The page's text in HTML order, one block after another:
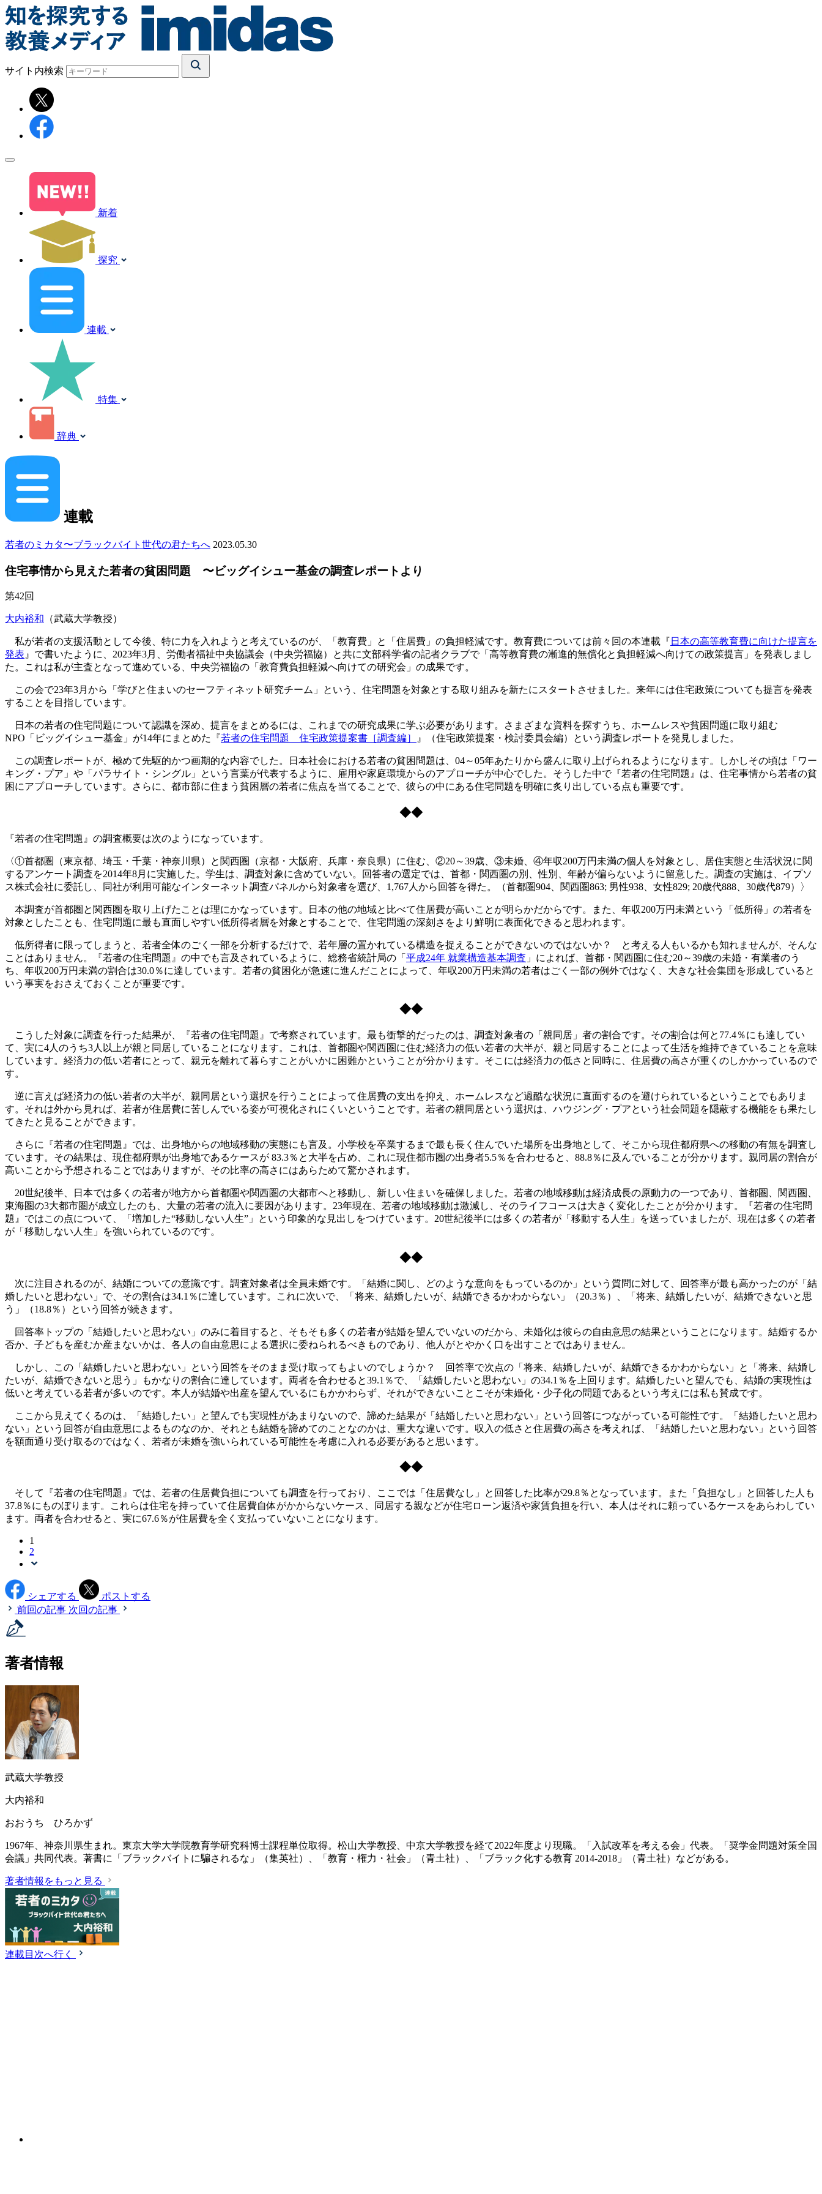
サイト内検索
新着
探究
連載
特集
辞典
連載
若者のミカタ〜ブラックバイト世代の君たちへ 2023.05.30
住宅事情から見えた若者の貧困問題 〜ビッグイシュー基金の調査レポートより
第42回
大内裕和 （武蔵大学教授）
私が若者の支援活動として今後、特に力を入れようと考えているのが、「教育費」と「住居費」の負担軽減です。教育費については前々回の本連載『 日本の高等教育費に向けた提言を
発表 』で書いたように、2023年3月、労働者福祉中央協議会（中央労福協）と共に文部科学省の記者クラブで「高等教育費の漸進的無償化と負担軽減へ向けての政策提言」を発表しまし
た。これは私が主査となって進めている、中央労福協の「教育費負担軽減へ向けての研究会」の成果です。
この会で23年3月から「学びと住まいのセーフティネット研究チーム」という、住宅問題を対象とする取り組みを新たにスタートさせました。来年には住宅政策についても提言を発表
することを目指しています。
日本の若者の住宅問題について認識を深め、提言をまとめるには、これまでの研究成果に学ぶ必要があります。さまざまな資料を探すうち、ホームレスや貧困問題に取り組む
NPO「ビッグイシュー基金」が14年にまとめた『若者の住宅問題 住宅政策提案書［調査編］ 』（住宅政策提案・検討委員会編）という調査レポートを発見しました。
この調査レポートが、極めて先駆的かつ画期的な内容でした。日本社会における若者の貧困問題は、04～05年あたりから盛んに取り上げられるようになります。しかしその頃は「ワー
キング・プア」や「パラサイト・シングル」という言葉が代表するように、雇用や家庭環境からのアプローチが中心でした。そうした中で『若者の住宅問題』は、住宅事情から若者の貧
困にアプローチしています。さらに、都市部に住まう貧困層の若者に焦点を当てることで、彼らの中にある住宅問題を明確に炙り出している点も重要です。
◆◆
『若者の住宅問題』の調査概要は次のようになっています。
〈①首都圏（東京都、埼玉・千葉・神奈川県）と関西圏（京都・大阪府、兵庫・奈良県）に住む、②20～39歳、③未婚、④年収200万円未満の個人を対象とし、居住実態と生活状況に関
するアンケート調査を2014年8月に実施した。学生は、調査対象に含めていない。回答者の選定では、首都・関西圏の別、性別、年齢が偏らないように留意した。調査の実施は、イプソ
ス株式会社に委託し、同社が利用可能なインターネット調査パネルから対象者を選び、1,767人から回答を得た。（首都圏904、関西圏863; 男性938、女性829; 20歳代888、30歳代879）〉
本調査が首都圏と関西圏を取り上げたことは理にかなっています。日本の他の地域と比べて住居費が高いことが明らかだからです。また、年収200万円未満という「低所得」の若者を
対象としたことも、住宅問題に最も直面しやすい低所得者層を対象とすることで、住宅問題の深刻さをより鮮明に表面化できると思われます。
低所得者に限ってしまうと、若者全体のごく一部を分析するだけで、若年層の置かれている構造を捉えることができないのではないか？ と考える人もいるかも知れませんが、そんな
ことはありません。『若者の住宅問題』の中でも言及されているように、総務省統計局の「 平成24年 就業構造基本調査 」によれば、首都・関西圏に住む20～39歳の未婚・有業者のう
ち、年収200万円未満の割合は30.0％に達しています。若者の貧困化が急速に進んだことによって、年収200万円未満の若者はごく一部の例外ではなく、大きな社会集団を形成していると
いう事実をおさえておくことが重要です。
◆◆
こうした対象に調査を行った結果が、『若者の住宅問題』で考察されています。最も衝撃的だったのは、調査対象者の「親同居」者の割合です。その割合は何と77.4％にも達してい
て、実に4人のうち3人以上が親と同居していることになります。これは、首都圏や関西圏に住む経済力の低い若者の大半が、親と同居することによって生活を維持できていることを意味
しています。経済力の低い若者にとって、親元を離れて暮らすことがいかに困難かということが分かります。そこには経済力の低さと同時に、住居費の高さが重くのしかかっているので
す。
逆に言えば経済力の低い若者の大半が、親同居という選択を行うことによって住居費の支出を抑え、ホームレスなど過酷な状況に直面するのを避けられているということでもありま
す。それは外から見れば、若者が住居費に苦しんでいる姿が可視化されにくいということです。若者の親同居という選択は、ハウジング・プアという社会問題を隠蔽する機能をも果たし
てきたと見ることができます。
さらに『若者の住宅問題』では、出身地からの地域移動の実態にも言及。小学校を卒業するまで最も長く住んでいた場所を出身地として、そこから現住都府県への移動の有無を調査し
ています。その結果は、現住都府県が出身地であるケースが 83.3％と大半を占め、これに現住都市圏の出身者5.5％を合わせると、88.8％に及んでいることが分かります。親同居の割合が
高いことから予想されることではありますが、その比率の高さにはあらためて驚かされます。
20世紀後半、日本では多くの若者が地方から首都圏や関西圏の大都市へと移動し、新しい住まいを確保しました。若者の地域移動は経済成長の原動力の一つであり、首都圏、関西圏、
東海圏の3大都市圏が成立したのも、大量の若者の流入に要因があります。23年現在、若者の地域移動は激減し、そのライフコースは大きく変化したことが分かります。『若者の住宅問
題』ではこの点について、「増加した“移動しない人生”」という印象的な見出しをつけています。20世紀後半には多くの若者が「移動する人生」を送っていましたが、現在は多くの若者
が「移動しない人生」を強いられているのです。
◆◆
次に注目されるのが、結婚についての意識です。調査対象者は全員未婚です。「結婚に関し、どのような意向をもっているのか」という質問に対して、回答率が最も高かったのが「結
婚したいと思わない」で、その割合は34.1％に達しています。これに次いで、「将来、結婚したいが、結婚できるかわからない」（20.3％）、「将来、結婚したいが、結婚できないと思
う」（18.8％）という回答が続きます。
回答率トップの「結婚したいと思わない」のみに着目すると、そもそも多くの若者が結婚を望んでいないのだから、未婚化は彼らの自由意思の結果ということになります。結婚するか
否か、子どもを産むか産まないかは、各人の自由意思による選択に委ねられるべきものであり、他人がとやかく口を出すことではありません。
しかし、この「結婚したいと思わない」という回答をそのまま受け取ってもよいのでしょうか？ 回答率で次点の「将来、結婚したいが、結婚できるかわからない」と「将来、結婚し
たいが、結婚できないと思う」もかなりの割合に達しています。両者を合わせると39.1％で、「結婚したいと思わない」の34.1％を上回ります。結婚したいと望んでも、結婚の実現性は
低いと考えている若者が多いのです。本人が結婚や出産を望んでいるにもかかわらず、それができないことこそが未婚化・少子化の問題であるという考えには私も賛成です。
ここから見えてくるのは、「結婚したい」と望んでも実現性があまりないので、諦めた結果が「結婚したいと思わない」という回答につながっている可能性です。「結婚したいと思わ
ない」という回答が自由意思によるものなのか、それとも結婚を諦めてのことなのかは、重大な違いです。収入の低さと住居費の高さを考えれば、「結婚したいと思わない」という回答
を額面通り受け取るのではなく、若者が未婚を強いられている可能性を考慮に入れる必要があると思います。
◆◆
そして『若者の住宅問題』では、若者の住居費負担についても調査を行っており、ここでは「住居費なし」と回答した比率が29.8％となっています。また「負担なし」と回答した人も
37.8％にものぼります。これらは住宅を持っていて住居費自体がかからないケース、同居する親などが住宅ローン返済や家賃負担を行い、本人はそれに頼っているケースをあらわしてい
ます。両者を合わせると、実に67.6％が住居費を全く支払っていないことになります。
1
2
シェアする
ポストする
前回の記事 次回の記事
著者情報
武蔵大学教授
大内裕和
おおうち ひろかず
1967年、神奈川県生まれ。東京大学大学院教育学研究科博士課程単位取得。松山大学教授、中京大学教授を経て2022年度より現職。「入試改革を考える会」代表。「奨学金問題対策全国
会議」共同代表。著書に「ブラックバイトに騙されるな」（集英社）、「教育・権力・社会」（青土社）、「ブラック化する教育 2014-2018」（青土社）などがある。
著者情報をもっと見る
連載目次へ行く